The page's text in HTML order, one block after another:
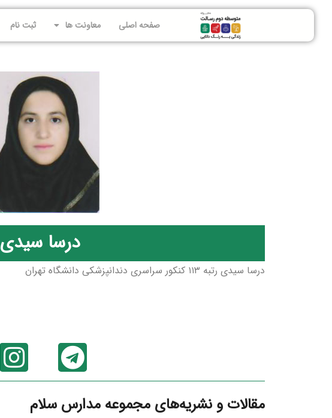
صفحه اصلی معاونت ها ثبت نام
درسا سیدی
درسا سیدی رتبه ۱۱۳ کنکور سراسری دندانپزشکی دانشگاه تهران
مقالات و نشریه‌های مجموعه مدارس سلام